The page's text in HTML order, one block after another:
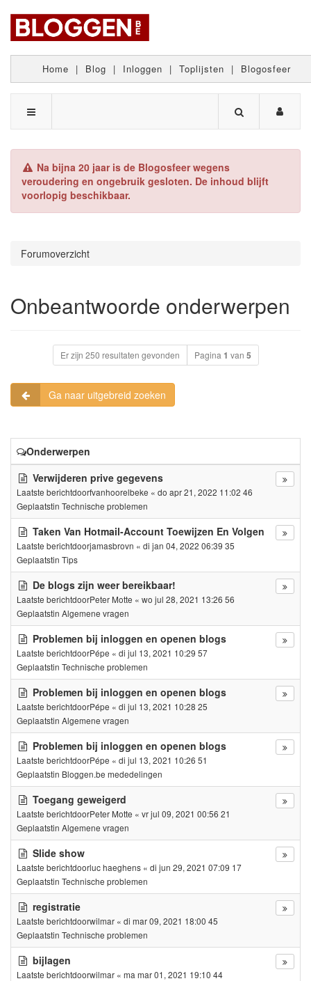
Home | Blog | Inloggen | Toplijsten | Blogosfeer
Na bijna 20 jaar is de Blogosfeer wegens
veroudering en ongebruik gesloten. De inhoud blijft
voorlopig beschikbaar.
Forumoverzicht
Onbeantwoorde onderwerpen
Er zijn 250 resultaten gevonden Pagina 1 van 5
Ga naar uitgebreid zoeken
Onderwerpen
Verwijderen prive gegevens
Laatste berichtdoorfvanhoorelbeke « do apr 21, 2022 11:02 46
Geplaatstin Technische problemen
Taken Van Hotmail-Account Toewijzen En Volgen
Laatste berichtdoorjamasbrovn « di jan 04, 2022 06:39 35
Geplaatstin Tips
De blogs zijn weer bereikbaar!
Laatste berichtdoorPeter Motte « wo jul 28, 2021 13:26 56
Geplaatstin Algemene vragen
Problemen bij inloggen en openen blogs
Laatste berichtdoorPépe « di jul 13, 2021 10:29 57
Geplaatstin Technische problemen
Problemen bij inloggen en openen blogs
Laatste berichtdoorPépe « di jul 13, 2021 10:28 25
Geplaatstin Algemene vragen
Problemen bij inloggen en openen blogs
Laatste berichtdoorPépe « di jul 13, 2021 10:26 51
Geplaatstin Bloggen.be mededelingen
Toegang geweigerd
Laatste berichtdoorPeter Motte « vr jul 09, 2021 00:56 21
Geplaatstin Algemene vragen
Slide show
Laatste berichtdoorluc haeghens « di jun 29, 2021 07:09 17
Geplaatstin Technische problemen
registratie
Laatste berichtdoorwilmar « di mar 09, 2021 18:00 45
Geplaatstin Technische problemen
bijlagen
Laatste berichtdoorwilmar « ma mar 01, 2021 19:10 44